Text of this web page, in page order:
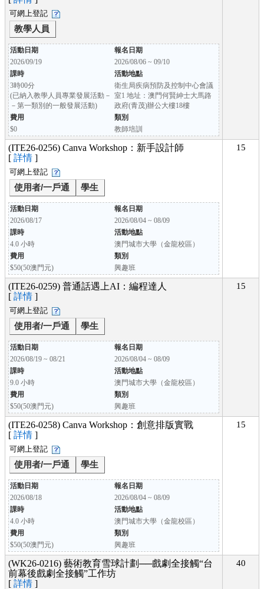
可網上登記
教學人員
活動日期
報名日期
2026/09/19
2026/08/06 ~ 09/10
課時
活動地點
3時00分
(已納入教學人員專業發展活動－
－第一類別的一般發展活動)
衛生局疾病預防及控制中心會議
室1 地址：澳門何賢紳士大馬路
政府(青茂)辦公大樓18樓
費用
類別
$0
教師培訓
(ITE26-0256) Canva Workshop：新手設計師
[ 詳情 ]
可網上登記
使用者/一戶通 學生
活動日期
報名日期
2026/08/17
2026/08/04 ~ 08/09
課時
活動地點
4.0 小時
澳門城市大學（金龍校區）
費用
類別
$50(50澳門元)
興趣班
15
(ITE26-0259) 普通話遇上AI：編程達人
[ 詳情 ]
可網上登記
使用者/一戶通 學生
活動日期
報名日期
2026/08/19 ~ 08/21
2026/08/04 ~ 08/09
課時
活動地點
9.0 小時
澳門城市大學（金龍校區）
費用
類別
$50(50澳門元)
興趣班
15
(ITE26-0258) Canva Workshop：創意排版實戰
[ 詳情 ]
可網上登記
使用者/一戶通 學生
活動日期
報名日期
2026/08/18
2026/08/04 ~ 08/09
課時
活動地點
4.0 小時
澳門城市大學（金龍校區）
費用
類別
$50(50澳門元)
興趣班
15
(WK26-0216) 藝術教育雪球計劃──戲劇全接觸“台
前幕後戲劇全接觸”工作坊
[ 詳情 ]
40